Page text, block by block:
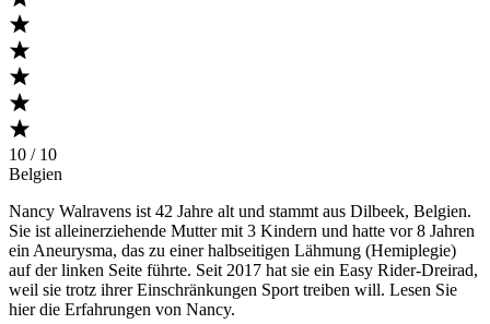
10 / 10
Belgien
Nancy Walravens ist 42 Jahre alt und stammt aus Dilbeek, Belgien.
Sie ist alleinerziehende Mutter mit 3 Kindern und hatte vor 8 Jahren
ein Aneurysma, das zu einer halbseitigen Lähmung (Hemiplegie)
auf der linken Seite führte. Seit 2017 hat sie ein Easy Rider-Dreirad,
weil sie trotz ihrer Einschränkungen Sport treiben will. Lesen Sie
hier die Erfahrungen von Nancy.